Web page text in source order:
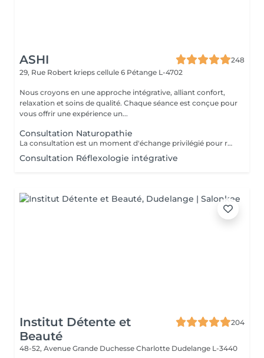
ASHI
248
29, Rue Robert krieps cellule 6 Pétange L-4702
Nous croyons en une approche intégrative, alliant confort,
relaxation et soins de qualité. Chaque séance est conçue pour
vous offrir une expérience un...
Consultation Naturopathie
La consultation est un moment d'échange privilégié pour réaliser ensemble un bilan complet et définir un protocole personnalisé. Notre temps est précieux, le vôtre aussi : nous vous remercions d'honorer ce rendez-vous.
Consultation Réflexologie intégrative
Institut Détente et
Beauté
204
48-52, Avenue Grande Duchesse Charlotte Dudelange L-3440